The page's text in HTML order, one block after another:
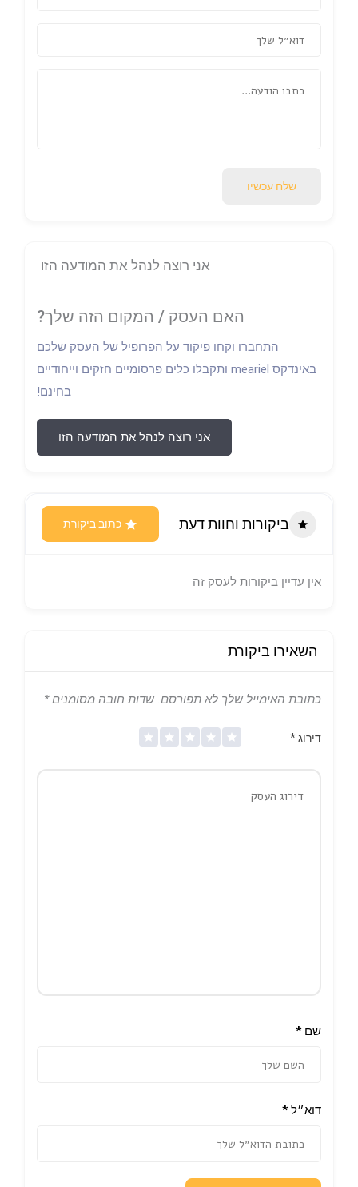
שלח עכשיו
אני רוצה לנהל את המודעה הזו
האם העסק / המקום הזה שלך?
התחברו וקחו פיקוד על הפרופיל של העסק שלכם
באינדקס meariel ותקבלו כלים פרסומיים חזקים וייחודיים
בחינם!
אני רוצה לנהל את המודעה הזו
ביקורות וחוות דעת כתוב ביקורת
אין עדיין ביקורות לעסק זה
השאירו ביקורת
כתובת האימייל שלך לא תפורסם. שדות חובה מסומנים*
דירוג*
שם*
דוא״ל*